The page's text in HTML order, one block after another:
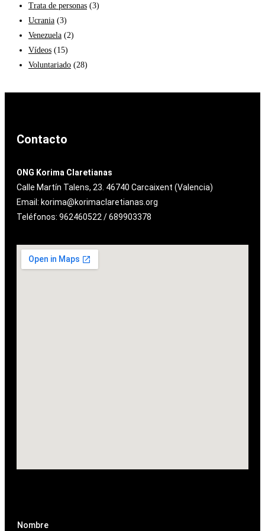
Trata de personas (3)
Ucrania (3)
Venezuela (2)
Vídeos (15)
Voluntariado (28)
Contacto
ONG Korima Claretianas
Calle Martín Talens, 23. 46740 Carcaixent (Valencia)
Email: korima@korimaclaretianas.org
Teléfonos: 962460522 / 689903378
Nombre